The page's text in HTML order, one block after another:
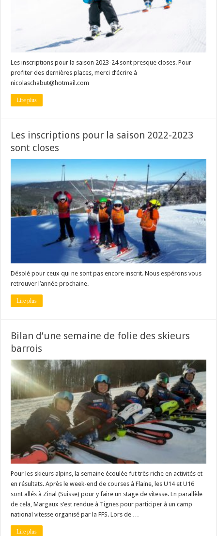
Les inscriptions pour la saison 2023-24 sont presque closes. Pour
profiter des dernières places, merci d’écrire à
nicolaschabut@hotmail.com
Lire plus
Les inscriptions pour la saison 2022-2023
sont closes
Désolé pour ceux qui ne sont pas encore inscrit. Nous espérons vous
retrouver l’année prochaine.
Lire plus
Bilan d’une semaine de folie des skieurs
barrois
Pour les skieurs alpins, la semaine écoulée fut très riche en activités et
en résultats. Après le week-end de courses à Flaine, les U14 et U16
sont allés à Zinal (Suisse) pour y faire un stage de vitesse. En parallèle
de cela, Margaux s’est rendue à Tignes pour participer à un camp
national vitesse organisé par la FFS. Lors de …
Lire plus